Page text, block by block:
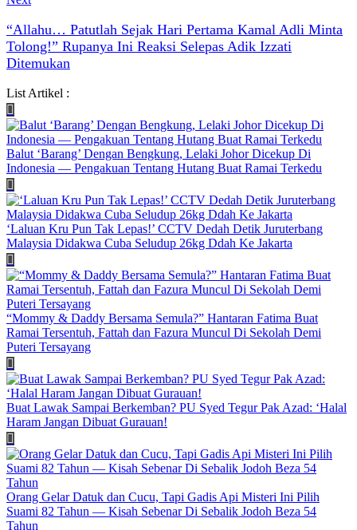
“Allahu… Patutlah Sejak Hari Pertama Kamal Adli Minta
Tolong!” Rupanya Ini Reaksi Selepas Adik Izzati
Ditemukan
List Artikel :
Balut ‘Barang’ Dengan Bengkung, Lelaki Johor Dicekup Di
Indonesia — Pengakuan Tentang Hutang Buat Ramai Terkedu
‘Laluan Kru Pun Tak Lepas!’ CCTV Dedah Detik Juruterbang
Malaysia Didakwa Cuba Seludup 26kg Ddah Ke Jakarta
“Mommy & Daddy Bersama Semula?” Hantaran Fatima Buat
Ramai Tersentuh, Fattah dan Fazura Muncul Di Sekolah Demi
Puteri Tersayang
Buat Lawak Sampai Berkemban? PU Syed Tegur Pak Azad: ‘Halal
Haram Jangan Dibuat Gurauan!
Orang Gelar Datuk dan Cucu, Tapi Gadis Api Misteri Ini Pilih
Suami 82 Tahun — Kisah Sebenar Di Sebalik Jodoh Beza 54
Tahun